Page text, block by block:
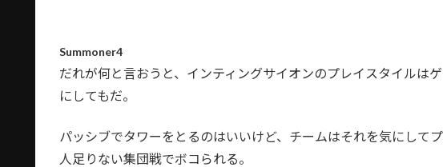
Summoner4
だれが何と言おうと、インティングサイオンのプレイスタイルは
にしてもだ。
パッシブでタワーをとるのはいいけど、チームはそれを気にして
人足りない集団戦でボコられる。